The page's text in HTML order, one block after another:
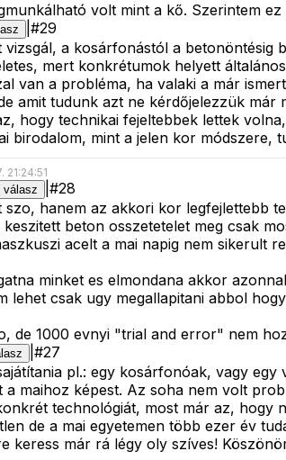
volt mint a kő. Szerintem
#29
a kosárfonástól a
mert konkrétumok helyett
van a probléma, ha valaki a már
amit tudunk azt ne kérdőjelezzük
hogy technikai fejeltebbek lettek
birodalom, mint a jelen kor módszere,
válasz #28
hanem az akkori kor legfejlettebb
beton osszetetelet meg csak
acelt a mai napig nem sikerult
minket es elmondana akkor
lehet csak ugy megallapitani abbol
de 1000 evnyi "trial and error" nem
#27
pl.: egy kosárfonóak, vagy
maihoz képest. Az soha nem volt
technológiát, most már az, hogy
de a mai egyetemen több ezer év
keress már rá légy oly szíves!